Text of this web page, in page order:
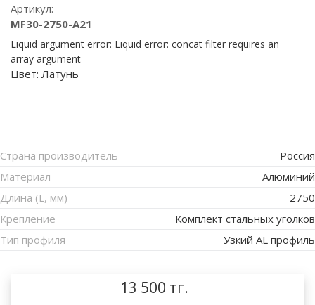
Артикул:
MF30-2750-A21
Liquid argument error: Liquid error: concat filter requires an
array argument
Цвет: Латунь
Страна производитель
Россия
Материал
Алюминий
Длина (L, мм)
2750
Крепление
Комплект стальных уголков
Тип профиля
Узкий AL профиль
13 500 тг.